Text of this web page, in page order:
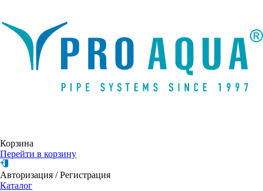
Корзина
Перейти в корзину
Авторизация /Регистрация
Каталог